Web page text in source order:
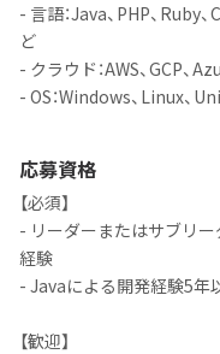
- 言語：Java、PHP、Ruby
ど
- クラウド：AWS、GCP、
- OS：Windows、Linux、
応募資格
【必須】
- リーダーまたはサブリ
経験
- Javaによる開発経験5年
【歓迎】